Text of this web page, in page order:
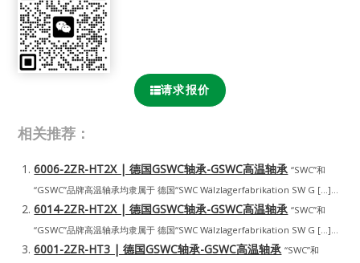
请求报价
相关推荐：
6006-2ZR-HT2X | 德国GSWC轴承-GSWC高温轴承 “SWC”和
“GSWC”品牌高温轴承均隶属于 德国“SWC Wälzlagerfabrikation SW G […]...
6014-2ZR-HT2X | 德国GSWC轴承-GSWC高温轴承 “SWC”和
“GSWC”品牌高温轴承均隶属于 德国“SWC Wälzlagerfabrikation SW G […]...
6001-2ZR-HT3 | 德国GSWC轴承-GSWC高温轴承 “SWC”和